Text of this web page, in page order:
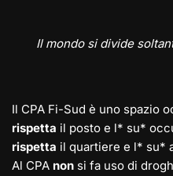
Il mondo si divide
Il CPA Fi-Sud è uno spazio
rispetta il posto e l* su*
rispetta il quartiere e l* su*
Al CPA non si fa uso di